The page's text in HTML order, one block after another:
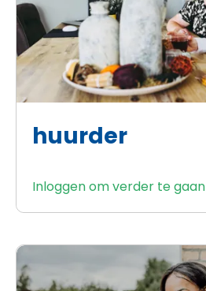
huurder
Inloggen om verder te gaan